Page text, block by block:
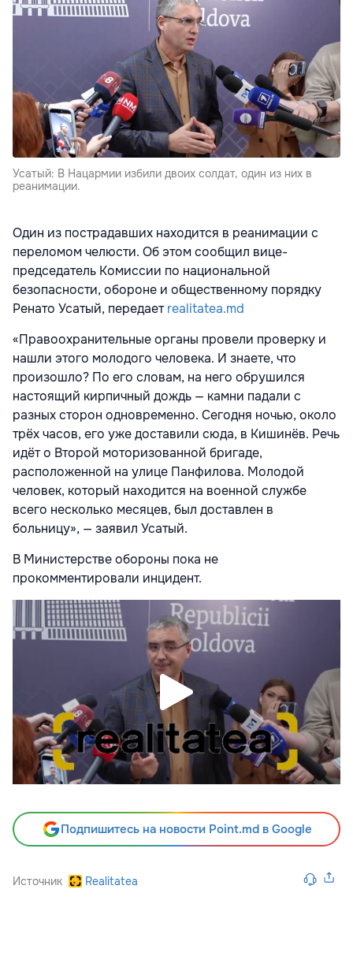
Усатый: В Нацармии избили двоих солдат, один из них в
реанимации.
Один из пострадавших находится в реанимации с
переломом челюсти. Об этом сообщил вице-
председатель Комиссии по национальной
безопасности, обороне и общественному порядку
Ренато Усатый, передаетrealitatea.md
«Правоохранительные органы провели проверку и
нашли этого молодого человека. И знаете, что
произошло? По его словам, на него обрушился
настоящий кирпичный дождь — камни падали с
разных сторон одновременно. Сегодня ночью, около
трёх часов, его уже доставили сюда, в Кишинёв. Речь
идёт о Второй моторизованной бригаде,
расположенной на улице Панфилова. Молодой
человек, который находится на военной службе
всего несколько месяцев, был доставлен в
больницу», — заявил Усатый.
В Министерстве обороны пока не
прокомментировали инцидент.
Подпишитесь на новости Point.md в Google
Источник Realitatea